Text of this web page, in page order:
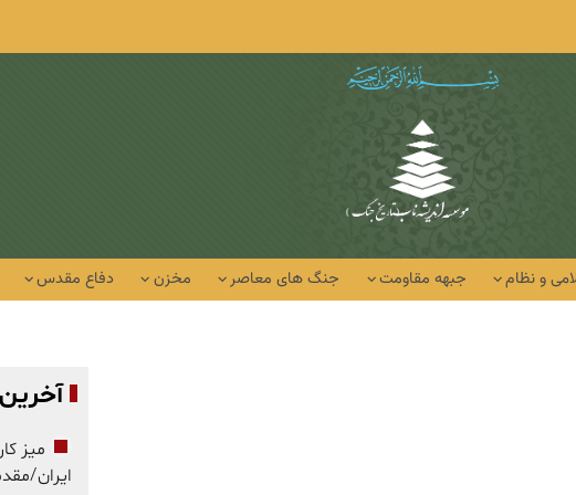
و نظام جبهه مقاومت جنگ های معاصر مخزن دفاع مقدس
میز
ایران/